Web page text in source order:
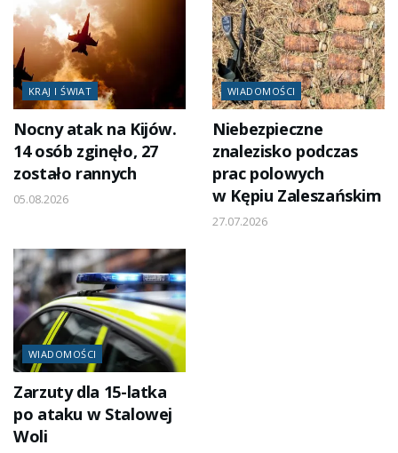
KRAJ I ŚWIAT
Nocny atak na Kijów.
14 osób zginęło, 27
zostało rannych
05.08.2026
WIADOMOŚCI
Niebezpieczne
znalezisko podczas
prac polowych
w Kępiu Zaleszańskim
27.07.2026
WIADOMOŚCI
Zarzuty dla 15-latka
po ataku w Stalowej
Woli